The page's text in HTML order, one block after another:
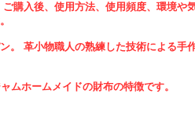
購入後、使用方法、使用頻度、環境や
。 革小物職人の熟練した技術による手
ムホームメイドの財布の特徴です。